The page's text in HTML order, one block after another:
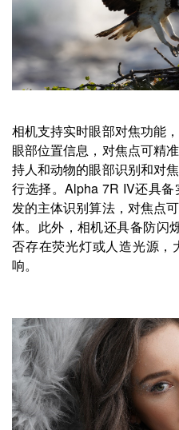
相机支持实时眼部对焦功能
眼部位置信息，对焦点可精
持人和动物的眼部识别和对
行选择。Alpha 7R IV还具
发的主体识别算法，对焦点
体。此外，相机还具备防闪
否存在荧光灯或人造光源
响。